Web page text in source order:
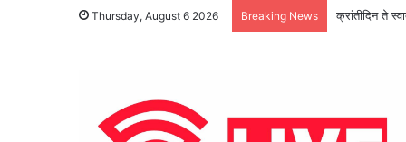
Thursday, August 6 2026 Breaking News क्रांतीदिन ते